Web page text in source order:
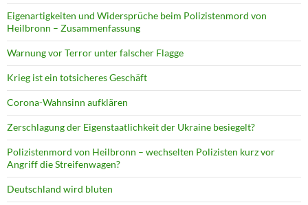
Eigenartigkeiten und Widersprüche beim Polizistenmord von
Heilbronn – Zusammenfassung
Warnung vor Terror unter falscher Flagge
Krieg ist ein totsicheres Geschäft
Corona-Wahnsinn aufklären
Zerschlagung der Eigenstaatlichkeit der Ukraine besiegelt?
Polizistenmord von Heilbronn – wechselten Polizisten kurz vor
Angriff die Streifenwagen?
Deutschland wird bluten